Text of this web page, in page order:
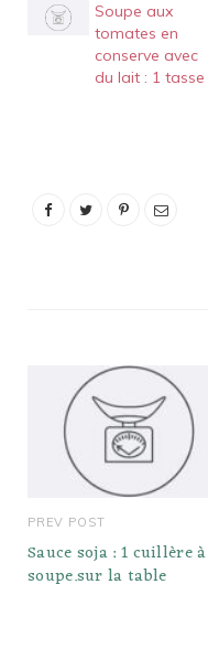
Soupe aux
tomates en
conserve avec
du lait : 1 tasse
PREV POST
Sauce soja : 1 cuillère à
soupe.sur la table